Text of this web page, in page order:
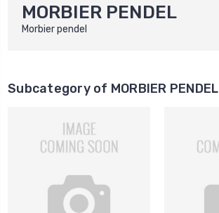
MORBIER PENDEL
Morbier pendel
Subcategory of MORBIER PENDEL